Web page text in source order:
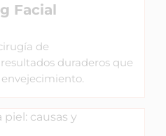
Facial
de
duraderos que